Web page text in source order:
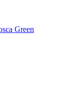
Green